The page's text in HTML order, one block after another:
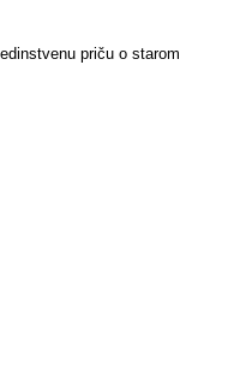
priču o starom